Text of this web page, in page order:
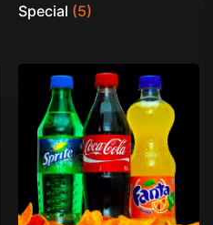
Special (5)